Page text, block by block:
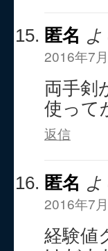
匿名 よ
2016年7
両手剣
使って
返信
匿名 よ
2016年7
経験値